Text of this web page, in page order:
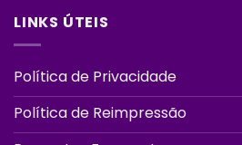
LINKS ÚTEIS
Política de Privacidade
Política de Reimpressão